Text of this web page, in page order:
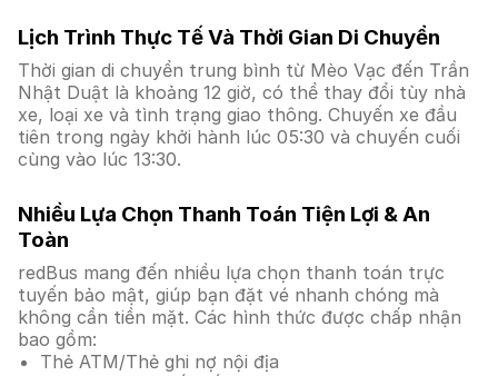
Lịch Trình Thực Tế Và Thời Gian Di Chuyển
Thời gian di chuyển trung bình từ Mèo Vạc đến Trần
Nhật Duật là khoảng 12 giờ, có thể thay đổi tùy nhà
xe, loại xe và tình trạng giao thông. Chuyến xe đầu
tiên trong ngày khởi hành lúc 05:30 và chuyến cuối
cùng vào lúc 13:30.
Nhiều Lựa Chọn Thanh Toán Tiện Lợi & An
Toàn
redBus mang đến nhiều lựa chọn thanh toán trực
tuyến bảo mật, giúp bạn đặt vé nhanh chóng mà
không cần tiền mặt. Các hình thức được chấp nhận
bao gồm:
Thẻ ATM/Thẻ ghi nợ nội địa